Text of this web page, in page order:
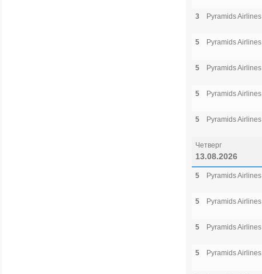
3 Pyramids Airlines
5 Pyramids Airlines
5 Pyramids Airlines
5 Pyramids Airlines
5 Pyramids Airlines
Четверг
13.08.2026
5 Pyramids Airlines
5 Pyramids Airlines
5 Pyramids Airlines
5 Pyramids Airlines